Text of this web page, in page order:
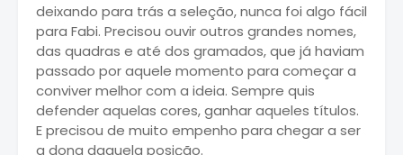
deixando para trás a seleção, nunca foi algo fácil
para Fabi. Precisou ouvir outros grandes nomes,
das quadras e até dos gramados, que já haviam
passado por aquele momento para começar a
conviver melhor com a ideia. Sempre quis
defender aquelas cores, ganhar aqueles títulos.
E precisou de muito empenho para chegar a ser
a dona daquela posição.